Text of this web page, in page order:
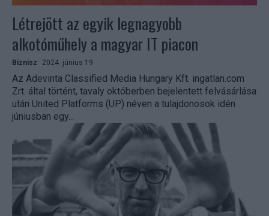
Létrejött az egyik legnagyobb
alkotóműhely a magyar IT piacon
Biznisz 2024. június 19.
Az Adevinta Classified Media Hungary Kft. ingatlan.com
Zrt. által történt, tavaly októberben bejelentett felvásárlása
után United Platforms (UP) néven a tulajdonosok idén
júniusban egy...